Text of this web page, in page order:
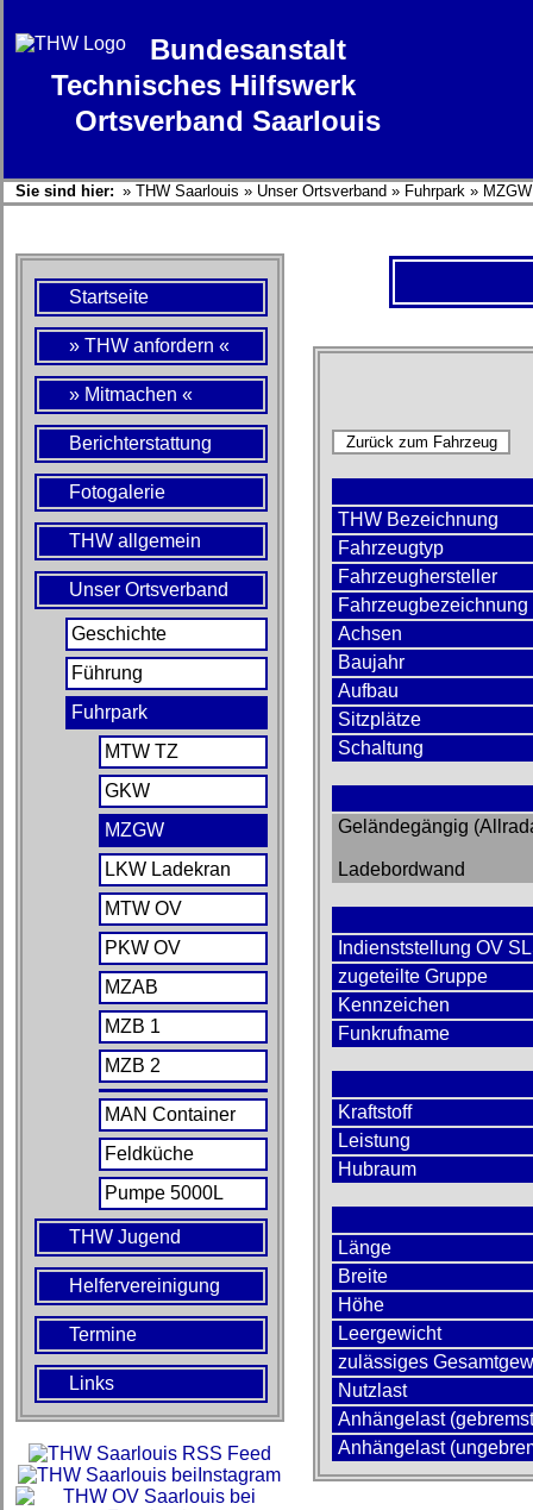
Bundesanstalt
Technisches Hilfswerk
Ortsverband Saarlouis
Sie sind hier: » THW Saarlouis » Unser Ortsverband » Fuhrpark » MZGW
Startseite
» THW anfordern «
» Mitmachen «
Berichterstattung
Fotogalerie
THW allgemein
Unser Ortsverband
Geschichte
Führung
Fuhrpark
MTW TZ
GKW
MZGW
LKW Ladekran
MTW OV
PKW OV
MZAB
MZB 1
MZB 2
MAN Container
Feldküche
Pumpe 5000L
THW Jugend
Helfervereinigung
Termine
Links
THW Bezeichnung
Fahrzeugtyp
Fahrzeughersteller
Fahrzeugbezeichnung
Achsen
Baujahr
Aufbau
Sitzplätze
Schaltung
Geländegängig
Ladebordwand
Indienststellung OV
zugeteilte Gruppe
Kennzeichen
Funkrufname
Kraftstoff
Leistung
Hubraum
Länge
Breite
Höhe
Leergewicht
zulässiges
Nutzlast
Anhängelast
Anhängelast